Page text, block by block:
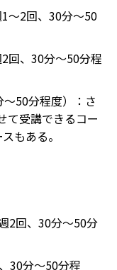
～2回、30分～50
回、30分～50分程
50分程度）：さ
て受講できるコー
もある。
2回、30分～50分
30分～50分程